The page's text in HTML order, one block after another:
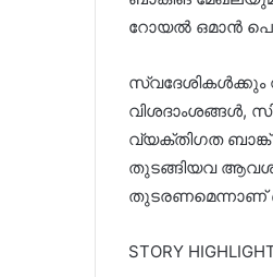
റോയല്‍ ഒമാൻ
സ്വദേശികള്‍ക്കും
വിശദാംശങ്ങള്‍,
വ്യക്തിഗത ബാങ്ക്
തുടങ്ങിയവ
തുടരണമെന്നാണ്
STORY